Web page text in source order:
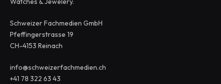
Schweizer Fachmedien GmbH
Pfeffingerstrasse 19
CH-4153 Reinach
info@schweizerfachmedien.ch
+41 78 322 63 43